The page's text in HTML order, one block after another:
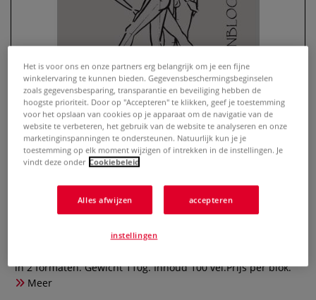
Marpa Jansen schetsblok
in 2 formaten. Gewicht 110g. Inhoud 100 vel.Prijs per blok.
Meer
Het is voor ons en onze partners erg belangrijk om je een fijne
winkelervaring te kunnen bieden. Gegevensbeschermingsbeginselen
zoals gegevensbesparing, transparantie en beveiliging hebben de
hoogste prioriteit. Door op "Accepteren" te klikken, geef je toestemming
voor het opslaan van cookies op je apparaat om de navigatie van de
website te verbeteren, het gebruik van de website te analyseren en onze
marketinginspanningen te ondersteunen. Natuurlijk kun je je
toestemming op elk moment wijzigen of intrekken in de instellingen. Je
vindt deze onder Cookiebeleid
Alles afwijzen accepteren
instellingen